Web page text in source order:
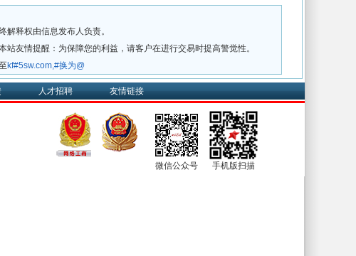
释权由信息发布人负责。
友情提醒：为保障您的利益，请客户在进行交易时提高警觉性。
kf#5sw.com,#换为@
人才招聘 友情链接
微信公众号 手机版扫描